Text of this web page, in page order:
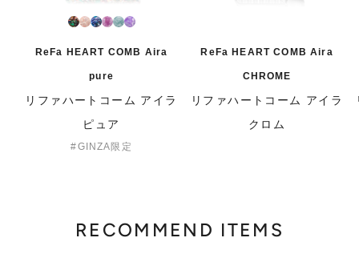
ReFa HEART COMB Aira
pure
リファハートコーム アイラ
ピュア
GINZA限定
ReFa HEART COMB Aira
CHROME
リファハートコーム アイラ
クロム
RECOMMEND ITEMS